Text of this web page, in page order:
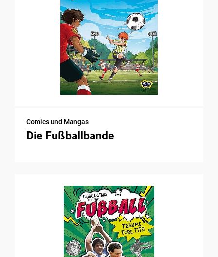
Comics und Mangas
Die Fußballbande